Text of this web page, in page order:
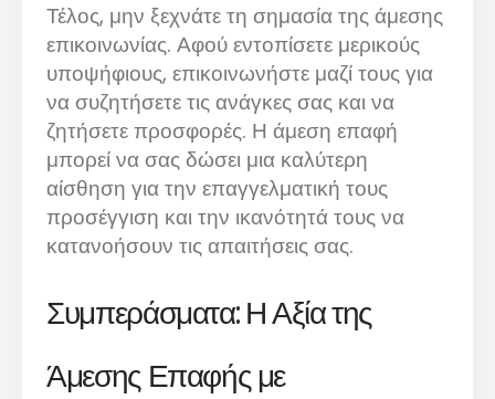
Τέλος, μην ξεχνάτε τη σημασία της άμεσης
επικοινωνίας. Αφού εντοπίσετε μερικούς
υποψήφιους, επικοινωνήστε μαζί τους για
να συζητήσετε τις ανάγκες σας και να
ζητήσετε προσφορές. Η άμεση επαφή
μπορεί να σας δώσει μια καλύτερη
αίσθηση για την επαγγελματική τους
προσέγγιση και την ικανότητά τους να
κατανοήσουν τις απαιτήσεις σας.
Συμπεράσματα: Η Αξία της
Άμεσης Επαφής με